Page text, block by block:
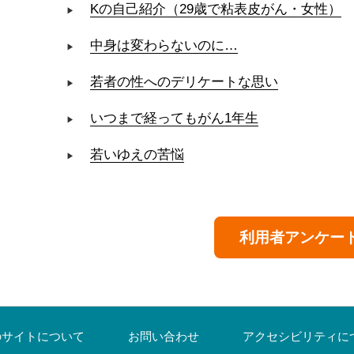
Kの自己紹介（29歳で粘表皮がん・女性）
中身は変わらないのに…
若者の性へのデリケートな思い
いつまで経ってもがん1年生
若いゆえの苦悩
利用者アンケー
イトについて お問い合わせ アクセシビリティに